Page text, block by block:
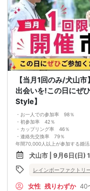
【当月1回のみ/犬山
出会いを!この日にぜ
Style】
・お一人での参加率 98％
・初参加率 42％
・カップリング率 46％
・連絡先交換率 79％
年間70,000人以上が参加する婚活
お一人で参加されることを考え
ます。
真剣に婚活されている方だけを対
を利用してお気軽に婚活が可能で
Q：服装は？
犬山市 | 9月6日(日)
レインボーファクトリ
女性 残りわずか 40